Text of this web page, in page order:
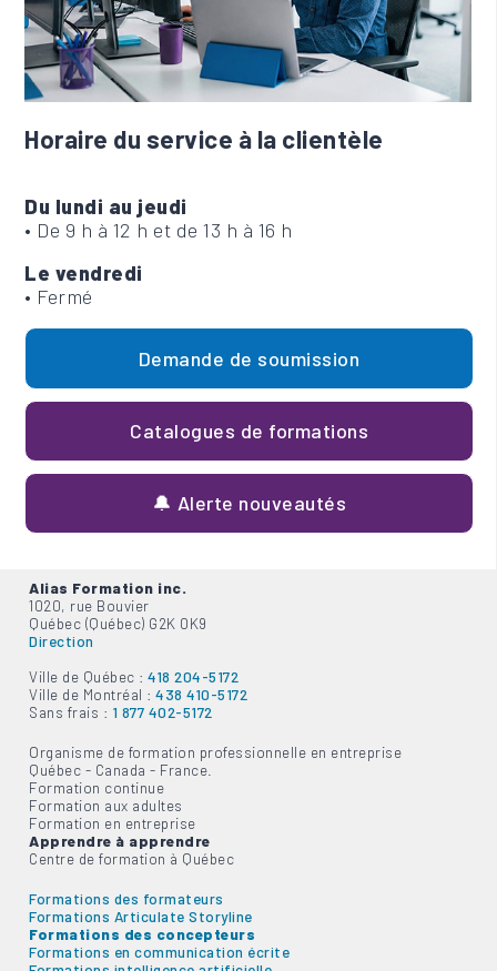
Horaire du service à la clientèle
Du lundi au jeudi
• De 9 h à 12 h et de 13 h à 16 h
Le vendredi
• Fermé
Demande de soumission
Catalogues de formations
🔔 Alerte nouveautés
Alias Formation inc.
1020, rue Bouvier
Québec (Québec) G2K 0K9
Direction
Ville de Québec :418 204-5172
Ville de Montréal :438 410-5172
Sans frais : 1 877 402-5172
Organisme de formation professionnelle en entreprise
Québec - Canada - France.
Formation continue
Formation aux adultes
Formation en entreprise
Apprendre à apprendre
Centre de formation à Québec
Formations des formateurs
Formations Articulate Storyline
Formations des concepteurs
Formations en communication écrite